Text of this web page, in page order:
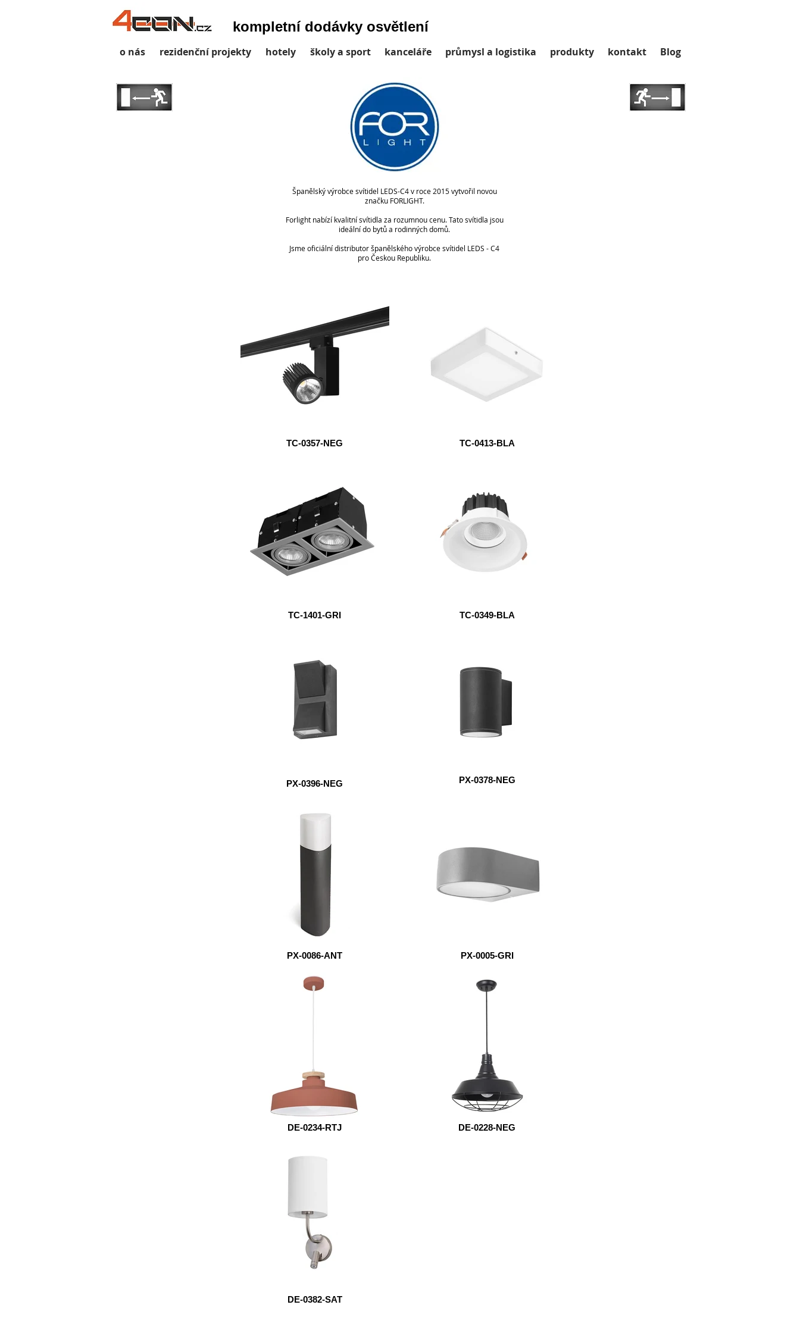
kompletní dodávky osvětlení
o nás rezidenční projekty hotely školy a sport kanceláře průmysl a logistika produkty kontakt Blog
TC-0357-NEG TC-0413-BLA
TC-1401-GRI TC-0349-BLA
PX-0396-NEG PX-0378-NEG
PX-0086-ANT PX-0005-GRI
DE-0234-RTJ DE-0228-NEG
DE-0382-SAT
Španělský výrobce svítidel LEDS-C4 v roce 2015 vytvořil novou
značku FORLIGHT.
Forlight nabízí kvalitní svítidla za rozumnou cenu. Tato svítidla jsou
ideální do bytů a rodinných domů.
Jsme oficiální distributor španělského výrobce svítidel LEDS - C4
pro Českou Republiku.